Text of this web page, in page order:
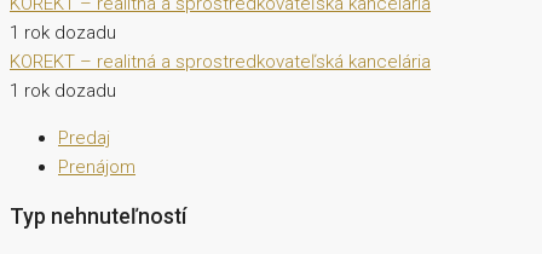
1 rok dozadu
KOREKT – realitná a sprostredkovateľská kancelária
1 rok dozadu
Predaj
Prenájom
Typ nehnuteľností